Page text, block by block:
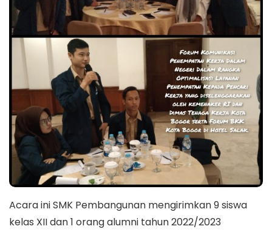
Acara ini SMK Pembangunan mengirimkan 9 siswa
kelas XII dan 1 orang alumni tahun 2022/2023